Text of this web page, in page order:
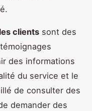
clients sont des
des informations
du service et le
de consulter des
demander des